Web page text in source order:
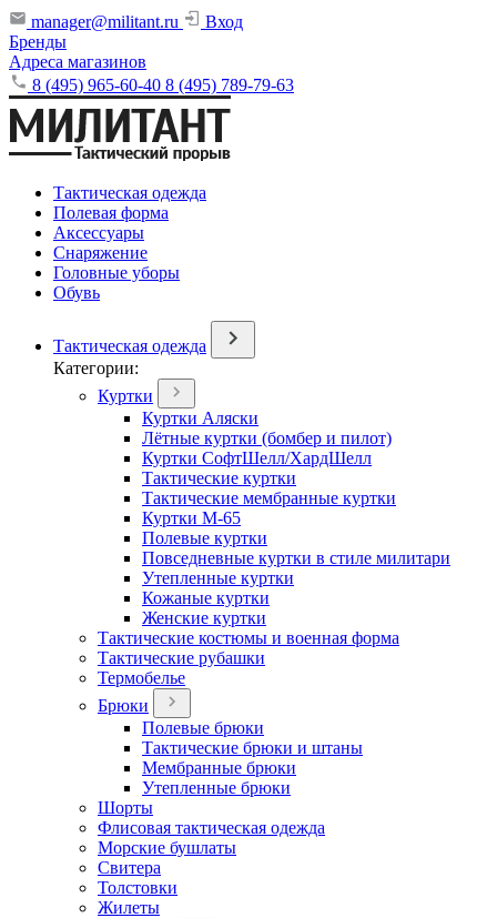
manager@militant.ru
Вход
Бренды
Адреса магазинов
8 (495) 965-60-40 8 (495) 789-79-63
Тактическая одежда
Полевая форма
Аксессуары
Снаряжение
Головные уборы
Обувь
Тактическая одежда
Категории:
Куртки
Куртки Аляски
Лётные куртки (бомбер и пилот)
Куртки СофтШелл/ХардШелл
Тактические куртки
Тактические мембранные куртки
Куртки М-65
Полевые куртки
Повседневные куртки в стиле милитари
Утепленные куртки
Кожаные куртки
Женские куртки
Тактические костюмы и военная форма
Тактические рубашки
Термобелье
Брюки
Полевые брюки
Тактические брюки и штаны
Мембранные брюки
Утепленные брюки
Шорты
Флисовая тактическая одежда
Морские бушлаты
Свитера
Толстовки
Жилеты